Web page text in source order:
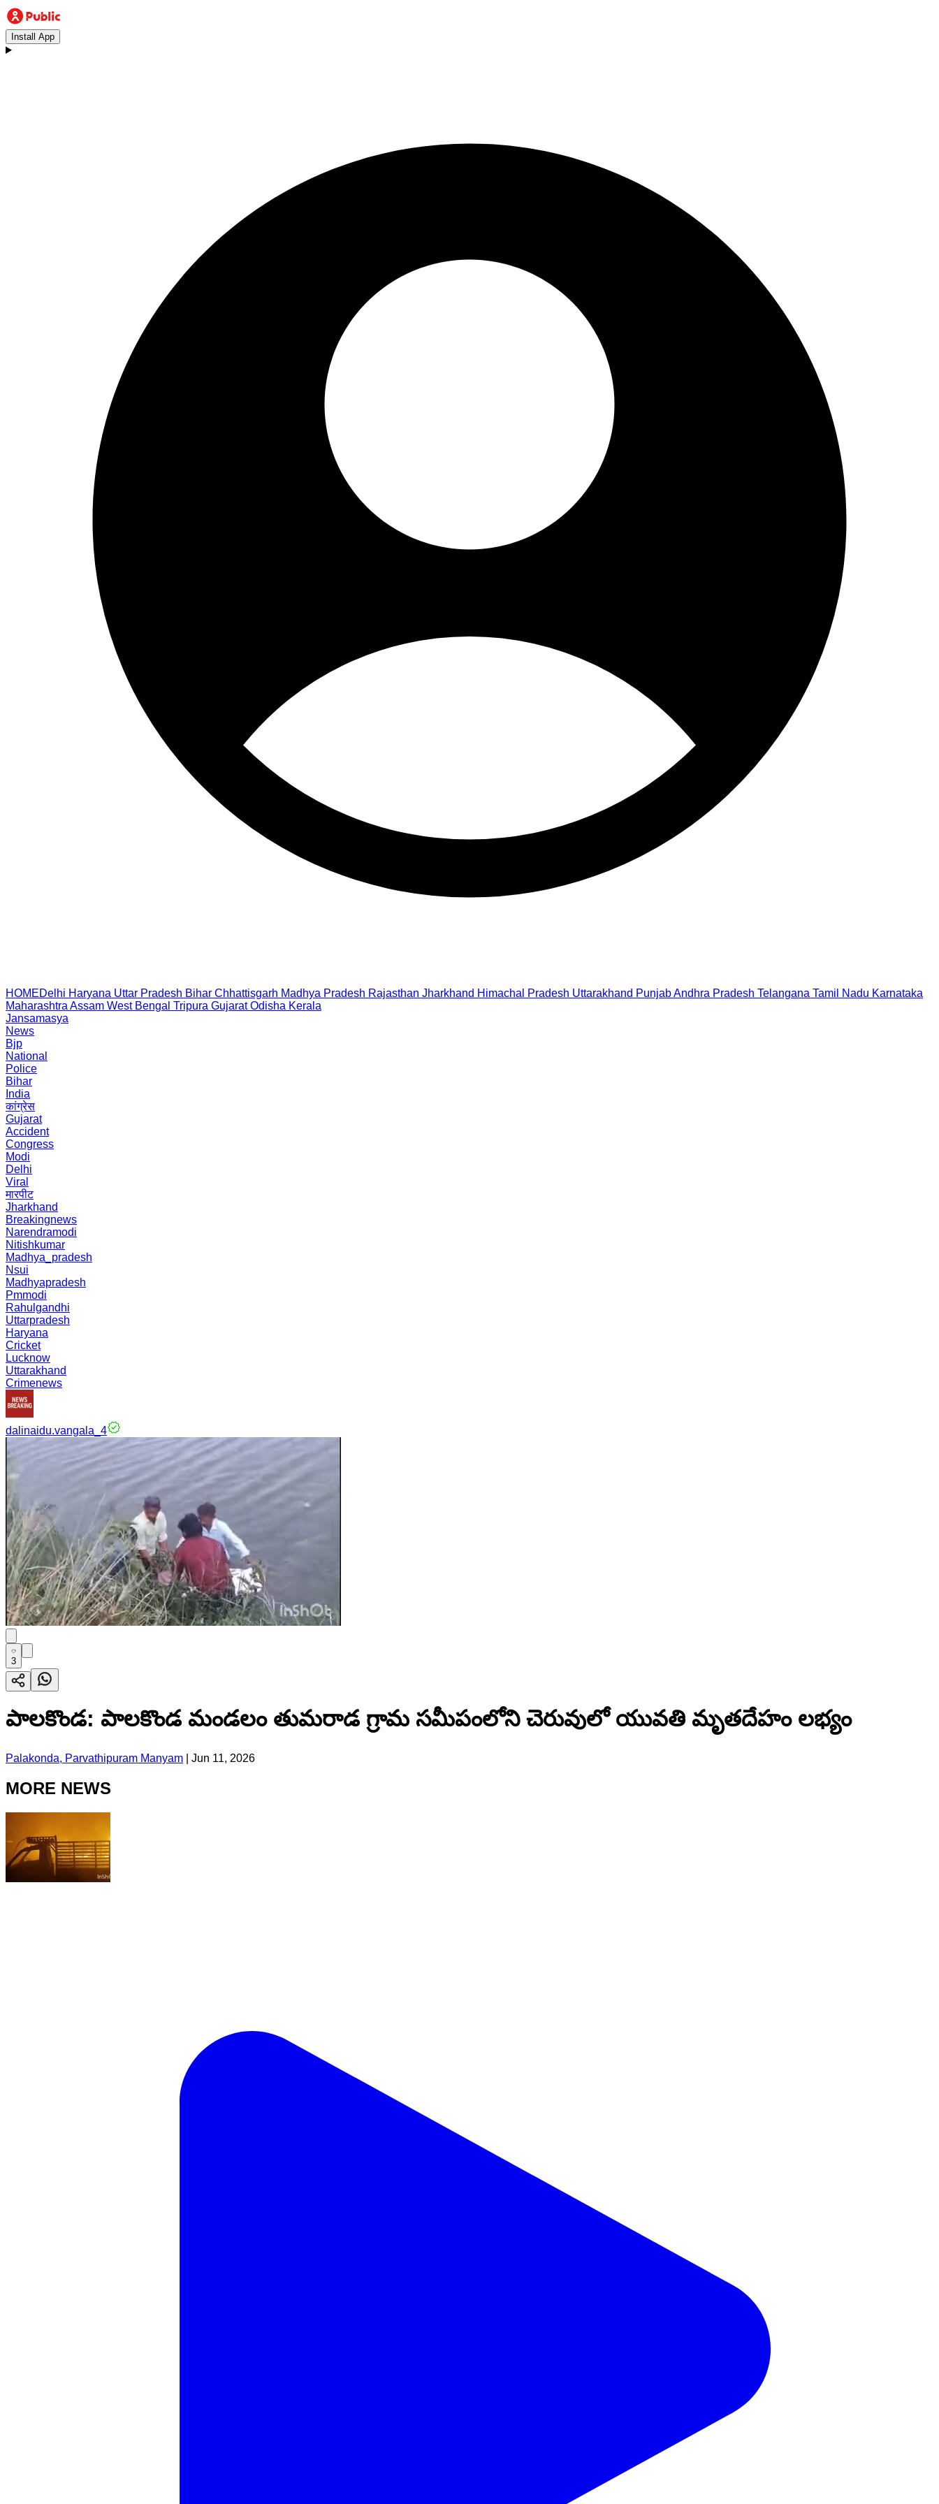
Install App
HOMEDelhi Haryana Uttar Pradesh Bihar Chhattisgarh Madhya Pradesh Rajasthan Jharkhand Himachal Pradesh Uttarakhand PunjabAndhra Pradesh Telangana Tamil Nadu Karnataka
Maharashtra Assam West Bengal Tripura Gujarat Odisha Kerala
Jansamasya
News
Bjp
National
Police
Bihar
India
कांग्रेस
Gujarat
Accident
Congress
Modi
Delhi
Viral
मारपीट
Jharkhand
Breakingnews
Narendramodi
Nitishkumar
Madhya_pradesh
Nsui
Madhyapradesh
Pmmodi
Rahulgandhi
Uttarpradesh
Haryana
Cricket
Lucknow
Uttarakhand
Crimenews
dalinaidu.vangala_4
3
పాలకొండ: పాలకొండ మండలం తుమరాడ గ్రామ సమీపంలోని చెరువులో యువతి మృతదేహం లభ్యం
Palakonda, Parvathipuram Manyam Jun 11, 2026
MORE NEWS